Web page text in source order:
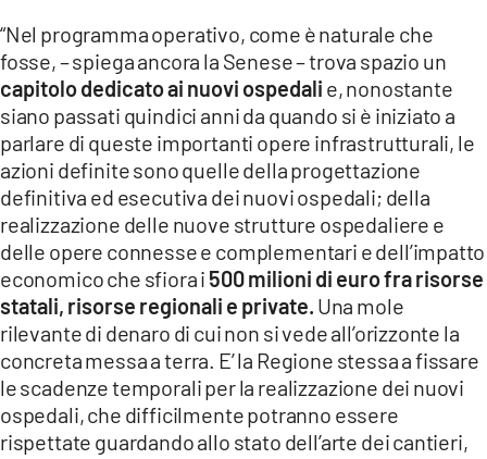
“Nel programma operativo, come è naturale che
fosse, – spiega ancora la Senese – trova spazio un
capitolo dedicato ai nuovi ospedali e, nonostante
siano passati quindici anni da quando si è iniziato a
parlare di queste importanti opere infrastrutturali, le
azioni definite sono quelle della progettazione
definitiva ed esecutiva dei nuovi ospedali; della
realizzazione delle nuove strutture ospedaliere e
delle opere connesse e complementari e dell’impatto
economico che sfiora i 500 milioni di euro fra risorse
statali, risorse regionali e private. Una mole
rilevante di denaro di cui non si vede all’orizzonte la
concreta messa a terra. E’ la Regione stessa a fissare
le scadenze temporali per la realizzazione dei nuovi
ospedali, che difficilmente potranno essere
rispettate guardando allo stato dell’arte dei cantieri,